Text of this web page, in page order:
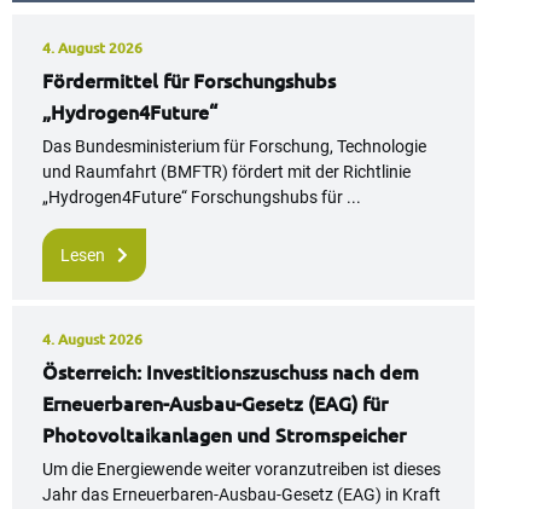
4. August 2026
Fördermittel für Forschungshubs
„Hydrogen4Future“
Das Bundesministerium für Forschung, Technologie
und Raumfahrt (BMFTR) fördert mit der Richtlinie
„Hydrogen4Future“ Forschungshubs für ...
Lesen
4. August 2026
Österreich: Investitionszuschuss nach dem
Erneuerbaren-Ausbau-Gesetz (EAG) für
Photovoltaikanlagen und Stromspeicher
Um die Energiewende weiter voranzutreiben ist dieses
Jahr das Erneuerbaren-Ausbau-Gesetz (EAG) in Kraft